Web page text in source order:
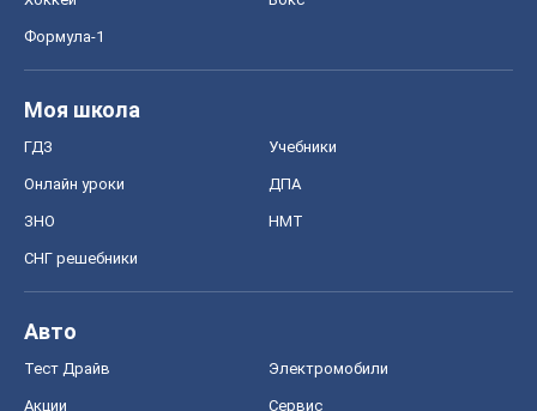
Формула-1
Моя школа
ГДЗ Учебники
Онлайн уроки ДПА
ЗНО НМТ
СНГ решебники
Авто
Тест Драйв Электромобили
Акции Сервис